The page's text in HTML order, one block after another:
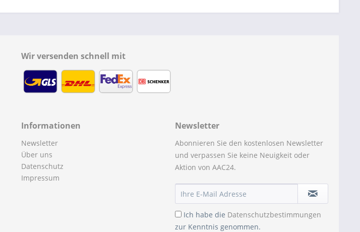
Wir versenden schnell mit
Informationen
Newsletter
Über uns
Datenschutz
Impressum
Newsletter
Abonnieren Sie den kostenlosen Newsletter
und verpassen Sie keine Neuigkeit oder
Aktion von AAC24.
Ich habe die Datenschutzbestimmungen
zur Kenntnis genommen.